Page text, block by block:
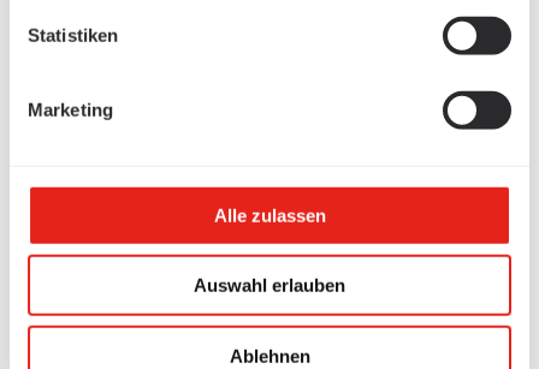
Statistiken
Marketing
Alle zulassen
Auswahl erlauben
Ablehnen